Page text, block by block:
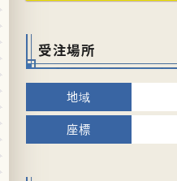
受注場所